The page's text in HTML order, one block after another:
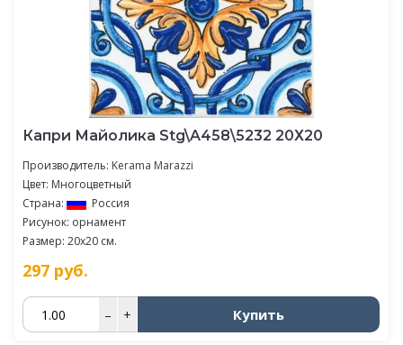
Капри Майолика Stg\A458\5232 20Х20
Производитель: Kerama Marazzi
Цвет: Многоцветный
Страна:
Россия
Рисунок: орнамент
Размер: 20x20 см.
297 руб.
– + Купить